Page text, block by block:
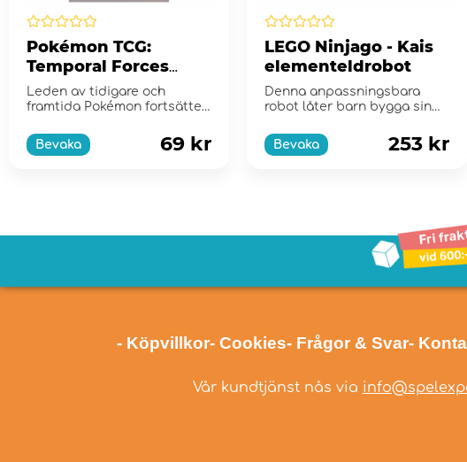
Pokémon TCG:
Temporal Forces
Booster Pack
Leden av tidigare och
framtida Pokémon fortsätter
Bevaka
69 kr
LEGO Ninjago - Kais
elementeldrobot
Denna anpassningsbara
robot låter barn bygga sin
Bevaka
253 kr
- Köpvillkor- Cookies- Frågor & Svar-
Vår kundtjänst nås via